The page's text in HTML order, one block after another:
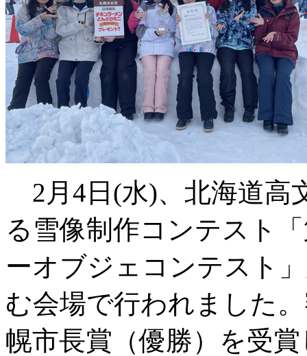
2月4日(水)、北海道高
る雪像制作コンテスト
ーオブジェコンテスト
む会場で行われました
幌市長賞（優勝）を受